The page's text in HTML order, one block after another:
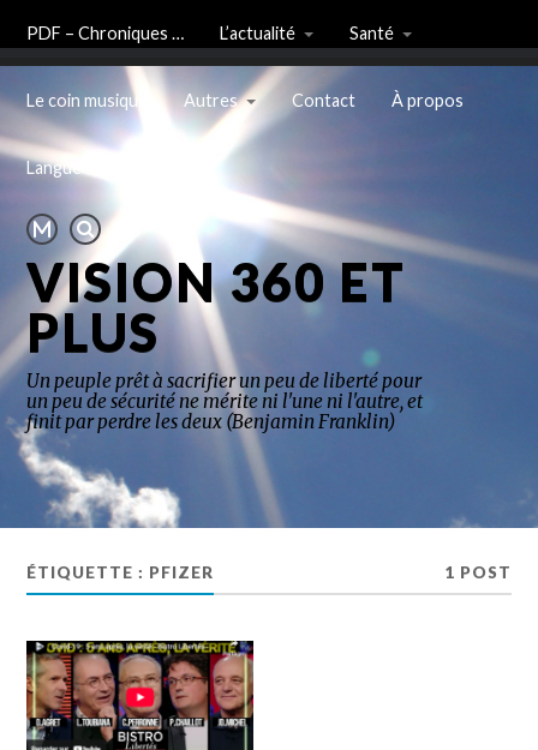
PDF – Chroniques … L’actualité Santé
Le coin musique Autres Contact À propos
Langue
VISION 360 ET
PLUS
Un peuple prêt à sacrifier un peu de liberté pour
un peu de sécurité ne mérite ni l'une ni l'autre, et
finit par perdre les deux (Benjamin Franklin)
ÉTIQUETTE : PFIZER 1 POST